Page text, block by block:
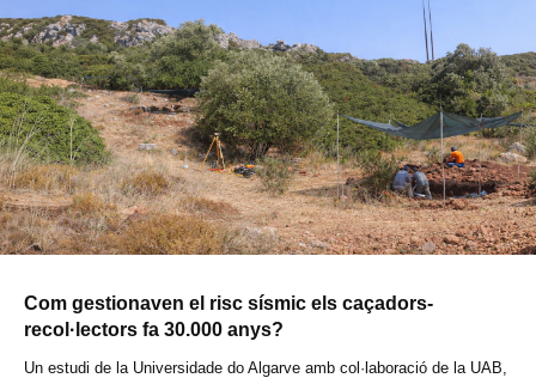
Com gestionaven el risc sísmic els caçadors-
recol·lectors fa 30.000 anys?
Un estudi de la Universidade do Algarve amb col·laboració de la UAB,